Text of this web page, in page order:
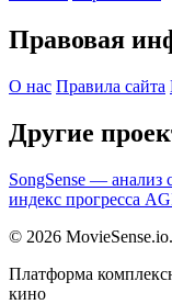
Правовая
О нас Правила сайта
Другие
SongSense — анализ
индекс прогресса
© 2026
Платформа
кино